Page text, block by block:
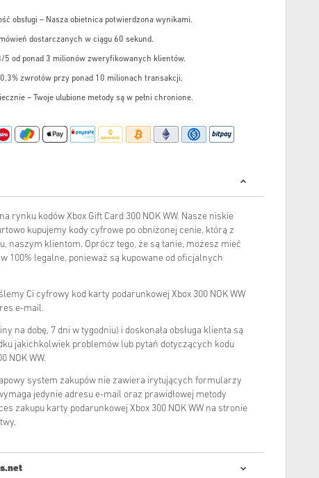
obsługi – Nasza obietnica potwierdzona wynikami.
dostarczanych w ciągu 60 sekund.
5 od ponad 3 milionów zweryfikowanych klientów.
zwrotów przy ponad 10 milionach transakcji.
– Twoje ulubione metody są w pełni chronione.
rynku kodów Xbox Gift Card 300 NOK WW. Nasze niskie
kupujemy kody cyfrowe po obniżonej cenie, którą z
naszym klientom. Oprócz tego, że są tanie, możesz mieć
100% legalne, ponieważ są kupowane od oficjalnych
Ci cyfrowy kod karty podarunkowej Xbox 300 NOK WW
e-mail.
na dobę, 7 dni w tygodniu) i doskonała obsługa klienta są
jakichkolwiek problemów lub pytań dotyczących kodu
NOK WW.
system zakupów nie zawiera irytujących formularzy
jedynie adresu e-mail oraz prawidłowej metody
zakupu karty podarunkowej Xbox 300 NOK WW na stronie